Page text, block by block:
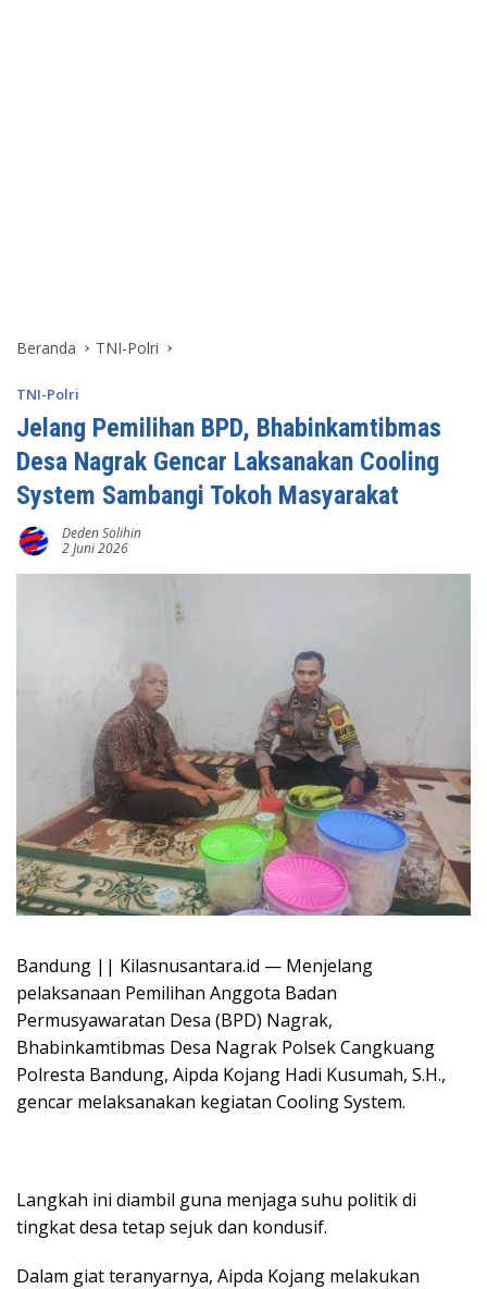
Beranda TNI-Polri
TNI-Polri
Jelang Pemilihan BPD, Bhabinkamtibmas
Desa Nagrak Gencar Laksanakan Cooling
System Sambangi Tokoh Masyarakat
Deden Solihin
2 Juni 2026
Bandung || Kilasnusantara.id — Menjelang
pelaksanaan Pemilihan Anggota Badan
Permusyawaratan Desa (BPD) Nagrak,
Bhabinkamtibmas Desa Nagrak Polsek Cangkuang
Polresta Bandung, Aipda Kojang Hadi Kusumah, S.H.,
gencar melaksanakan kegiatan Cooling System.
Langkah ini diambil guna menjaga suhu politik di
tingkat desa tetap sejuk dan kondusif.
Dalam giat teranyarnya, Aipda Kojang melakukan